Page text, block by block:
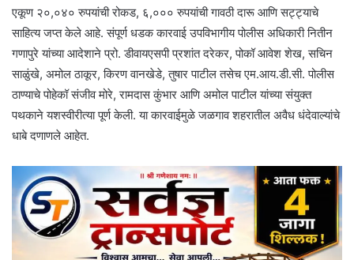
एकूण २०,०४० रुपयांची रोकड, ६,००० रुपयांची गावठी दारू आणि सट्ट्याचे
साहित्य जप्त केले आहे. संपूर्ण धडक कारवाई उपविभागीय पोलीस अधिकारी नितीन
गणापुरे यांच्या आदेशाने प्रो. डीवायएसपी प्रशांत दरेकर, पोकॉ आवेश शेख, सचिन
साळुंखे, अमोल ठाकूर, किरण वानखेडे, तुषार पाटील तसेच एम.आय.डी.सी. पोलीस
ठाण्याचे पोहेकॉ संजीव मोरे, रामदास कुंभार आणि अमोल पाटील यांच्या संयुक्त
पथकाने यशस्वीरीत्या पूर्ण केली. या कारवाईमुळे जळगाव शहरातील अवैध धंदेवाल्यांचे
धाबे दणाणले आहेत.